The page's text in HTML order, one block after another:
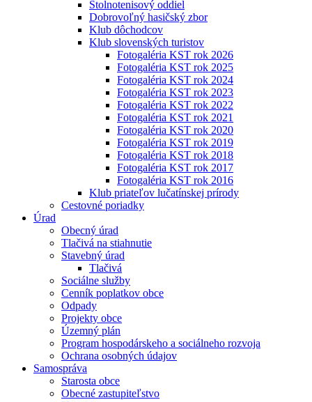
Stolnotenisový oddiel
Dobrovoľný hasičský zbor
Klub dôchodcov
Klub slovenských turistov
Fotogaléria KST rok 2026
Fotogaléria KST rok 2025
Fotogaléria KST rok 2024
Fotogaléria KST rok 2023
Fotogaléria KST rok 2022
Fotogaléria KST rok 2021
Fotogaléria KST rok 2020
Fotogaléria KST rok 2019
Fotogaléria KST rok 2018
Fotogaléria KST rok 2017
Fotogaléria KST rok 2016
Klub priateľov lučatínskej prírody
Cestovné poriadky
Úrad
Obecný úrad
Tlačivá na stiahnutie
Stavebný úrad
Tlačivá
Sociálne služby
Cenník poplatkov obce
Odpady
Projekty obce
Územný plán
Program hospodárskeho a sociálneho rozvoja
Ochrana osobných údajov
Samospráva
Starosta obce
Obecné zastupiteľstvo